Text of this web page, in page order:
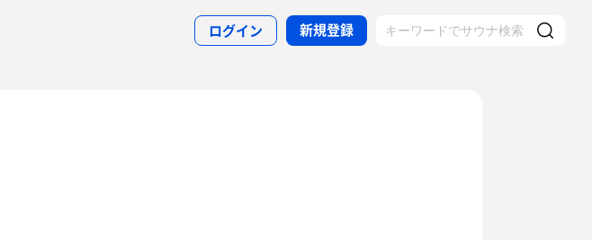
ログイン 新規登録